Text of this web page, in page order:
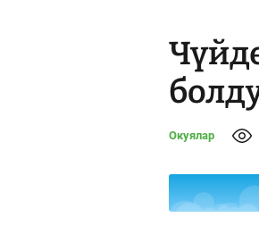
Окуялар